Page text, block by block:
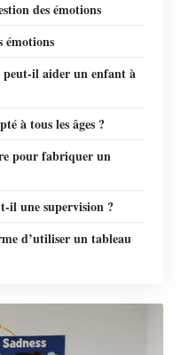
des émotions
émotions
peut-il aider un enfant à
à tous les âges ?
pour fabriquer un
il une supervision ?
d’utiliser un tableau